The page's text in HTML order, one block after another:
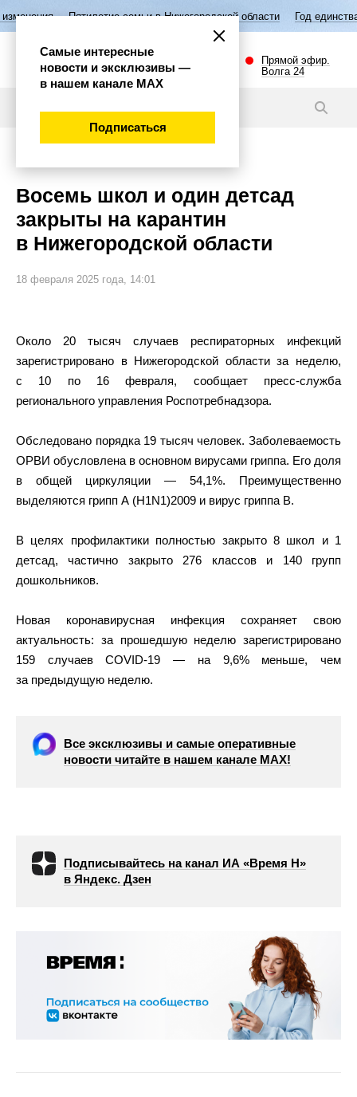
Пятилетие семьи в Нижегородской области Год единства народов
Прямой эфир.
Волга 24
Восемь школ и один детсад
закрыты на карантин
в Нижегородской области
18 февраля 2025 года, 14:01
Около 20 тысяч случаев респираторных инфекций
зарегистрировано в Нижегородской области за неделю,
с 10 по 16 февраля, сообщает пресс-служба
регионального управления Роспотребнадзора.
Обследовано порядка 19 тысяч человек. Заболеваемость
ОРВИ обусловлена в основном вирусами гриппа. Его доля
в общей циркуляции — 54,1%. Преимущественно
выделяются грипп А (H1N1)2009 и вирус гриппа В.
В целях профилактики полностью закрыто 8 школ и 1
детсад, частично закрыто 276 классов и 140 групп
дошкольников.
Новая коронавирусная инфекция сохраняет свою
актуальность: за прошедшую неделю зарегистрировано
159 случаев COVID-19 — на 9,6% меньше, чем
за предыдущую неделю.
Все эксклюзивы и самые оперативные
новости читайте в нашем канале МАХ!
Подписывайтесь на канал ИА «Время Н»
в Яндекс. Дзен
Самые интересные
новости и эксклюзивы —
в нашем канале МАХ
Подписаться